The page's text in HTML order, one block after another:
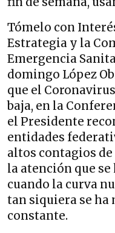
Tómelo con
Estrategia y la
Emergencia
domingo López
que el
baja, en la
el Presidente
entidades
altos contagios de
la atención que se
cuando la curva
tan siquiera se ha
constante.